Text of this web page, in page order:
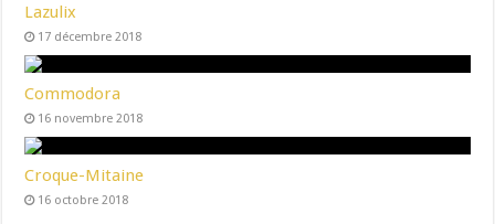
Lazulix
17 décembre 2018
Commodora
16 novembre 2018
Croque-Mitaine
16 octobre 2018